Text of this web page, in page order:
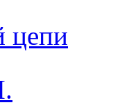
цепи